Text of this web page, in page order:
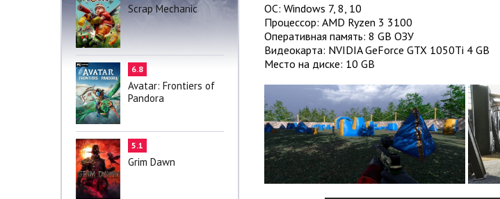
Scrap Mechanic
6.8
Avatar: Frontiers of
Pandora
5.1
Grim Dawn
ОС: Windows 7, 8, 10
Процессор: AMD Ryzen 3 3100
Оперативная память: 8 GB ОЗУ
Видеокарта: NVIDIA GeForce GTX 1050Ti 4 GB
Место на диске: 10 GB